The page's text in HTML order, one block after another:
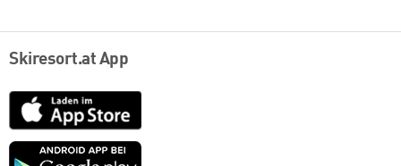
Skiresort.at App
App
Store
Google